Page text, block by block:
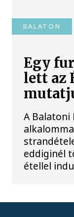
BALATON
Egy
lett az
A
eddiginél
étellel